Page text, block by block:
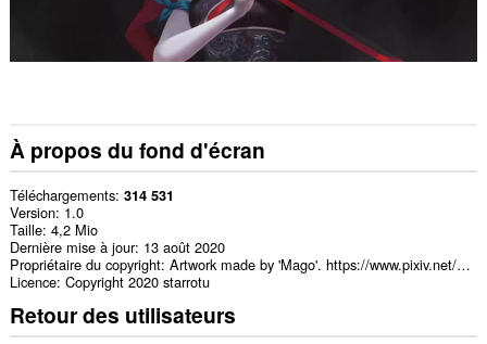
À propos du fond d'écran
Téléchargements 314 531
Version 1.0
Taille 4,2 Mio
Dernière mise à jour 13 août 2020
Propriétaire du copyright
Artwork made by 'Mago'. https://www.pixiv.net/en/users/15497823
Licence Copyright 2020 starrotu
Retour des utilisateurs